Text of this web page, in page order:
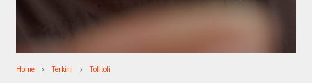
Home Terkini Tolitoli